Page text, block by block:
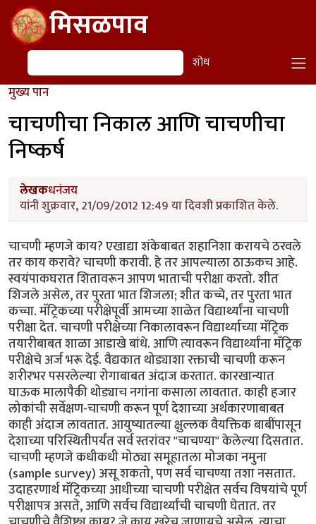
Skip to main contentमिसळपाव
शोध शोध
मुख्य पान
चाचणीचा निकाल आणि चाचणीचा
निष्कर्ष
लेखकधनंजय
यांनी शुक्रवार, 21/09/2012 12:49 या दिवशी प्रकाशित केले.
चाचणी म्हणजे काय? एखाद्या शंकेबाबत शहानिशा करायचे ठरवले
तर काय करावे? चाचणी करावी. हे तर आपल्याला ठाऊकच आहे.
स्वयंपाकघरात शितावरून आपण भाताची परीक्षा करतो. शीत
शिजले असेल, तर पुरता भात शिजला; शीत कच्चे, तर पुरता भात
कच्चा. मॅट्रिकच्या परीक्षेपूर्वी आमच्या शाळेत विद्यार्थ्यांना चाचणी
परीक्षा देत. चाचणी परीक्षेच्या निकालावरून विद्यार्थ्याच्या मॅट्रिक
तयारीबाबत शाळा आडाखे बांधे. आणि त्यावरून विद्यार्थ्यांना मॅट्रिक
परीक्षेचे अर्ज भरू देई. वैद्यकात थोड्याशा रक्ताची चाचणी करून
शरीरभर पसरलेल्या रोगाबाबत अंदाज करतात. कारखान्यात
घाऊक मालापैकी थोड्याच नगांना कसाला लावतात. काही हजार
लोकांची सर्वेक्षण-चाचणी करून पूर्ण देशाच्या अर्थकारणाबाबत
काही अंदाज लावतात. आयुष्यातल्या क्षुल्लक वैयक्तिक बाबींपासून
देशाच्या परिस्थितीपर्यंत सर्व स्तरांवर "चाचण्या" केलेल्या दिसतात.
चाचणी म्हणजे कधीकधी मोठ्या समूहातला मोजका नमुना
(sample survey) असू शकतो, पण सर्व चाचण्या तशा नसतात.
उदाहरणार्थ मॅट्रिकच्या आधीच्या चाचणी परीक्षेत सर्वच विषयांचे पूर्ण
परीक्षापत्र असते, आणि सर्वच विद्यार्थ्यांची चाचणी घेतात. तर